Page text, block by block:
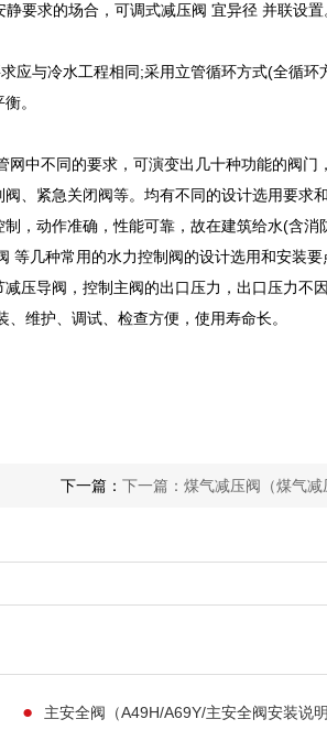
要求的场合，可调式减压阀 宜异径 并联设
与冷水工程相同;采用立管循环方式(全循环
。
中不同的要求，可演变出几十种功能的阀门
、紧急关闭阀等。均有不同的设计选用要求
，动作准确，性能可靠，故在建筑给水(含消
几种常用的水力控制阀的设计选用和安装要
压导阀，控制主阀的出口压力，出口压力不
维护、调试、检查方便，使用寿命长。
下一篇： 下一篇：煤气减压阀（煤气减压阀
● 主安全阀（A49H/A69Y/主安全阀安装说